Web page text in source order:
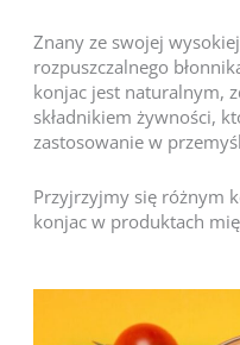
Znany ze swojej
rozpuszczalnego
konjac jest naturalnym,
składnikiem żywności,
zastosowanie w
Przyjrzyjmy się różnym
konjac w produktach